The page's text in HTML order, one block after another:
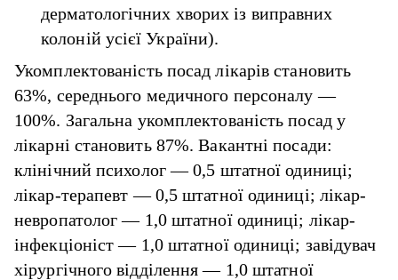
дерматологічних хворих із виправних
колоній усієї України).
Укомплектованість посад лікарів становить
63%, середнього медичного персоналу —
100%. Загальна укомплектованість посад у
лікарні становить 87%. Вакантні посади:
клінічний психолог — 0,5 штатної одиниці;
лікар-терапевт — 0,5 штатної одиниці; лікар-
невропатолог — 1,0 штатної одиниці; лікар-
інфекціоніст — 1,0 штатної одиниці; завідувач
хірургічного відділення — 1,0 штатної